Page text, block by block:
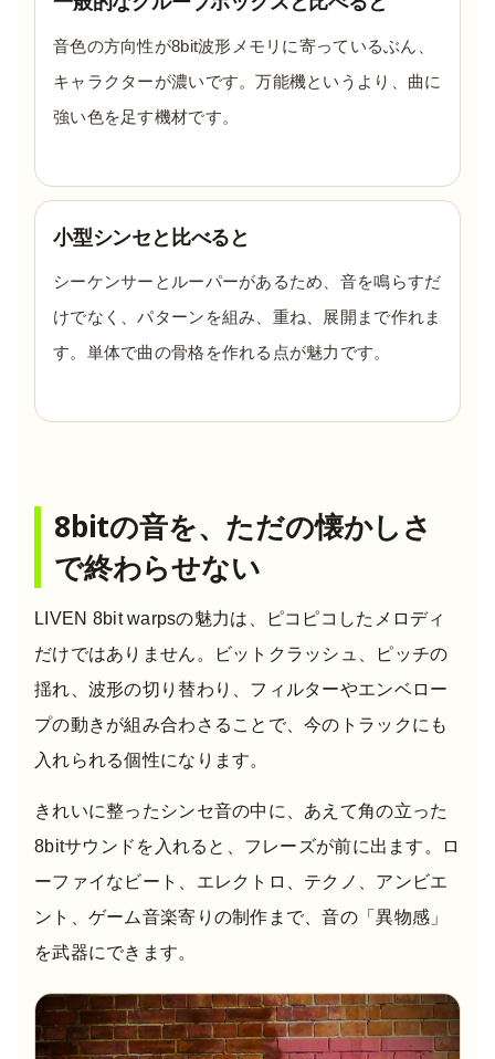
音色の方向性が8bit波形メモリに寄っているぶん、
キャラクターが濃いです。万能機というより、曲に
強い色を足す機材です。
小型シンセと比べると
シーケンサーとルーパーがあるため、音を鳴らすだ
けでなく、パターンを組み、重ね、展開まで作れま
す。単体で曲の骨格を作れる点が魅力です。
8bitの音を、ただの懐かしさ
で終わらせない
LIVEN 8bit warpsの魅力は、ピコピコしたメロディ
だけではありません。ビットクラッシュ、ピッチの
揺れ、波形の切り替わり、フィルターやエンベロー
プの動きが組み合わさることで、今のトラックにも
入れられる個性になります。
きれいに整ったシンセ音の中に、あえて角の立った
8bitサウンドを入れると、フレーズが前に出ます。ロ
ーファイなビート、エレクトロ、テクノ、アンビエ
ント、ゲーム音楽寄りの制作まで、音の「異物感」
を武器にできます。